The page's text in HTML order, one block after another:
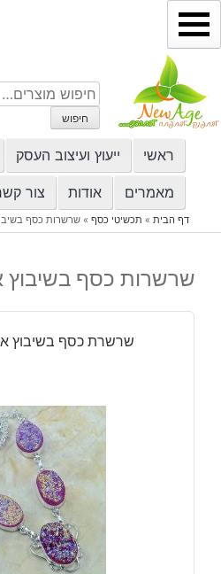
דילוג
לתוכן
חיפוש
עבור:
חיפוש
ראשי ייעוץ ועיצוב העסק
מאמרים אודות צור
דף הבית» תכשיטי כסף» שרשרות כסף
שרשרות כסף בשיבוץ
שרשרת כסף בשיבוץ